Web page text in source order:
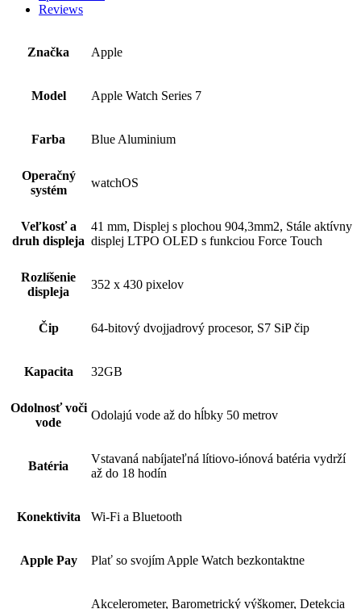
Reviews
Značka Apple
Model Apple Watch Series 7
Farba Blue Aluminium
Operačný
systém
watchOS
Veľkosť a
druh displeja
41 mm, Displej s plochou 904,3mm2, Stále aktívny
displej LTPO OLED s funkciou Force Touch
Rozlíšenie
displeja
352 x 430 pixelov
Čip 64-bitový dvojjadrový procesor, S7 SiP čip
Kapacita 32GB
Odolnosť voči
vode
Odolajú vode až do hĺbky 50 metrov
Batéria
Vstavaná nabíjateľná lítiovo-iónová batéria vydrží
až do 18 hodín
Konektivita Wi-Fi a Bluetooth
Apple Pay Plať so svojím Apple Watch bezkontaktne
Akcelerometer, Barometrický výškomer, Detekcia